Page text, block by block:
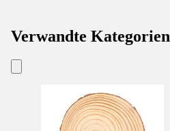
Verwandte Kategorien